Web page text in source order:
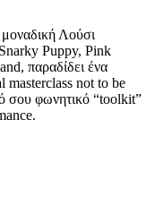
Λούσι
Puppy, Pink
παραδίδει ένα
masterclass not to be
σου φωνητικό “toolkit”